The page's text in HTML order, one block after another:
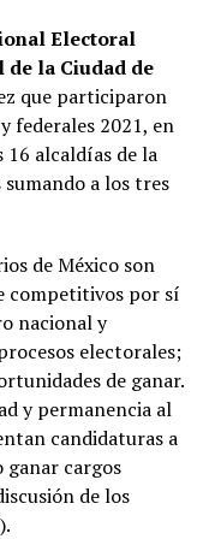
Electoral
la Ciudad de
que participaron
federales 2021, en
16 alcaldías de la
a los tres
de México son
competitivos por sí
nacional y
electorales;
de ganar.
y permanencia al
candidaturas a
cargos
de los